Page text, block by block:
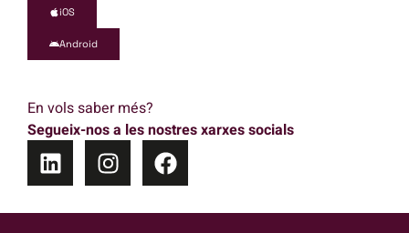
iOS
Android
En vols saber més?
Segueix-nos a les nostres xarxes socials